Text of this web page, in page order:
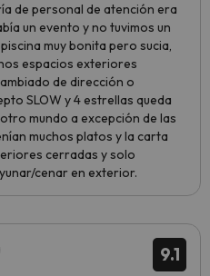
de personal de atención era
un evento y no tuvimos un
muy bonita pero sucia,
espacios exteriores
de dirección o
SLOW y 4 estrellas queda
mundo a excepción de las
muchos platos y la carta
cerradas y solo
cenar en exterior.
9.1